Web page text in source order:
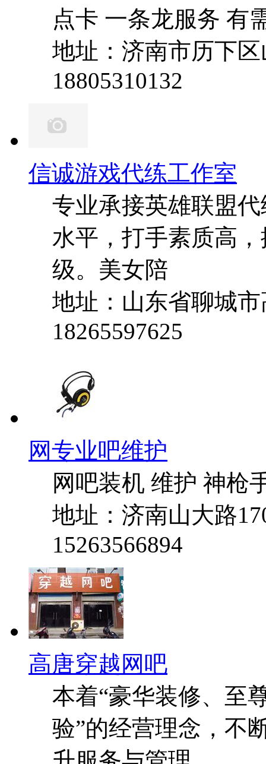
点卡 一条龙服务 有
地址：济南市历下
18805310132
信诚游戏代练工作室
专业承接英雄联盟
水平，打手素质高
级。美女陪
地址：山东省聊城
18265597625
网专业吧维护
网吧装机 维护 神枪
地址：济南山大路
15263566894
高唐穿越网吧
本着“豪华装修、至
验”的经营理念，不